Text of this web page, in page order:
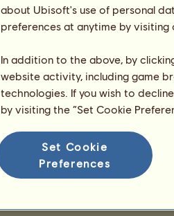
about Ubisoft's use of personal
preferences at anytime by
In addition to the above, by
website activity, including game
technologies. If you wish to
by visiting the “Set Cookie
Set Cookie
Preferences